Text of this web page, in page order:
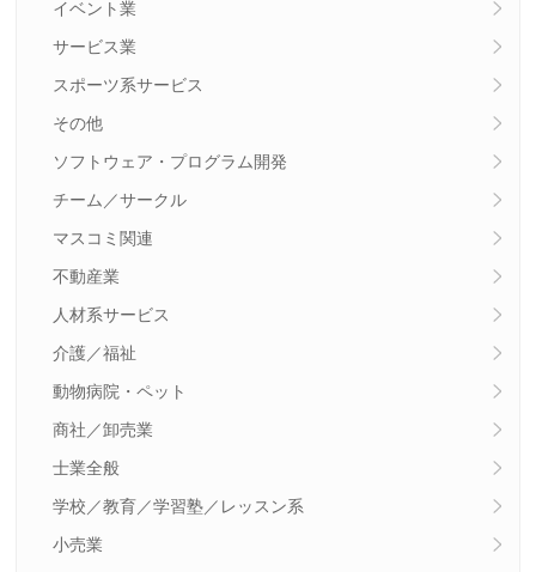
イベント業
サービス業
スポーツ系サービス
その他
ソフトウェア・プログラム開発
チーム／サークル
マスコミ関連
不動産業
人材系サービス
介護／福祉
動物病院・ペット
商社／卸売業
士業全般
学校／教育／学習塾／レッスン系
小売業